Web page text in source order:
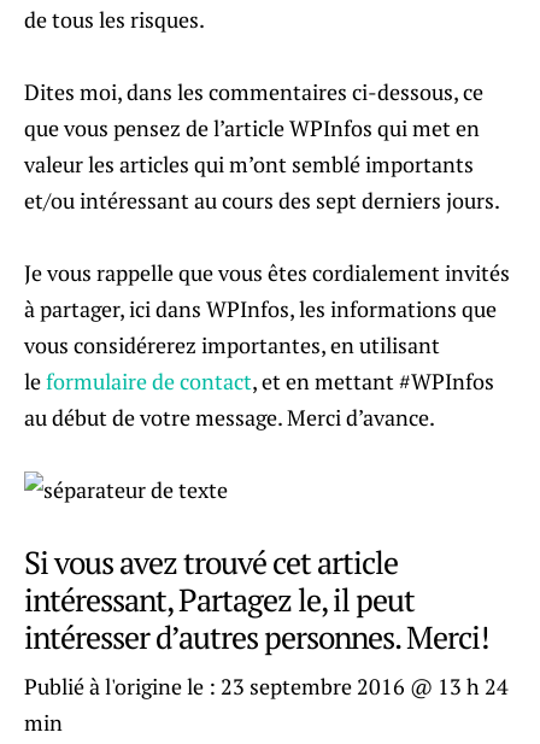
de tous les risques.
Dites moi, dans les commentaires ci-dessous, ce
que vous pensez de l’article WPInfos qui met en
valeur les articles qui m’ont semblé importants
et/ou intéressant au cours des sept derniers jours.
Je vous rappelle que vous êtes cordialement invités
à partager, ici dans WPInfos, les informations que
vous considérerez importantes, en utilisant
leformulaire de contact, et en mettant #WPInfos
au début de votre message. Merci d’avance.
Si vous avez trouvé cet article
intéressant, Partagez le, il peut
intéresser d’autres personnes. Merci!
Publié à l'origine le : 23 septembre 2016 @ 13 h 24
min